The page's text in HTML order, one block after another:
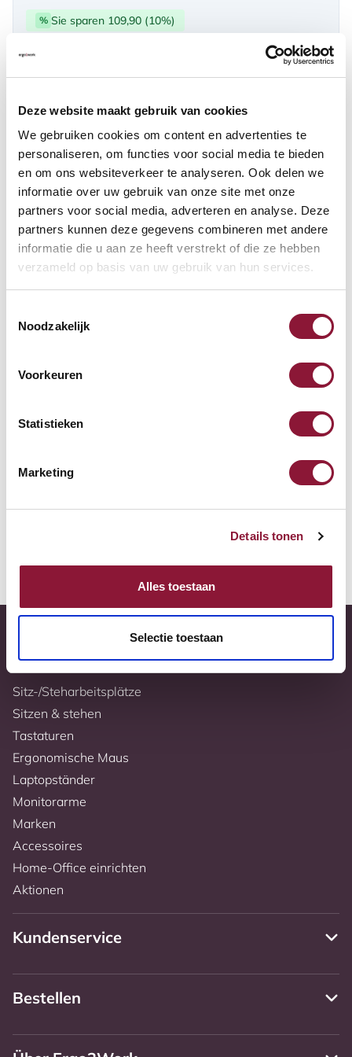
Deze website maakt gebruik van cookies
We gebruiken cookies om content en advertenties te
personaliseren, om functies voor social media te bieden
en om ons websiteverkeer te analyseren. Ook delen we
informatie over uw gebruik van onze site met onze
partners voor social media, adverteren en analyse. Deze
partners kunnen deze gegevens combineren met andere
informatie die u aan ze heeft verstrekt of die ze hebben
verzameld op basis van uw gebruik van hun services.
Noodzakelijk
Voorkeuren
Statistieken
Marketing
Details tonen
Alles toestaan
Selectie toestaan
% Sie sparen 109,90 (10%)
Verfügbar
Lieferzeit: 3-6 Wochen
Anzahl:
In den Warenkorb
Auf der Suche nach Stückzahlen? Machen Sie Ihren Arbeitsplatz
komplett und fordern Sie direkt ein individuelles Angebot an.
Zur Vergleichsliste hinzufügen
Tiefstpreisgarantie
10 Jahre Garantie
Sitz-/Steharbeitsplätze
Sitzen & stehen
Tastaturen
Ergonomische Maus
Laptopständer
Monitorarme
Marken
Accessoires
Home-Office einrichten
Aktionen
Kundenservice
Bestellen